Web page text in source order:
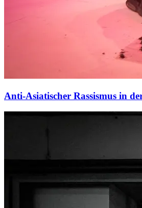
Anti-Asiatischer Rassismus in